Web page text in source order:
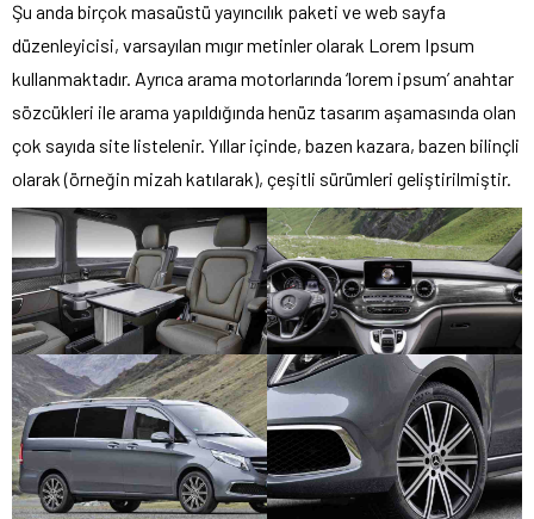
Şu anda birçok masaüstü yayıncılık paketi ve web sayfa
düzenleyicisi, varsayılan mıgır metinler olarak Lorem Ipsum
kullanmaktadır. Ayrıca arama motorlarında ‘lorem ipsum’ anahtar
sözcükleri ile arama yapıldığında henüz tasarım aşamasında olan
çok sayıda site listelenir. Yıllar içinde, bazen kazara, bazen bilinçli
olarak (örneğin mizah katılarak), çeşitli sürümleri geliştirilmiştir.